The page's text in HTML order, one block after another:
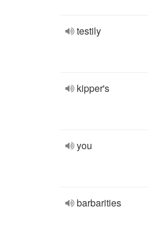
testily
kipper's
you
barbarities